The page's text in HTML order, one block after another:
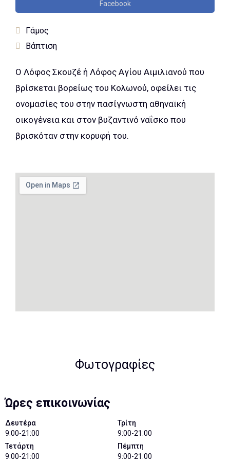
Facebook
Γάμος
Βάπτιση
Ο Λόφος Σκουζέ ή Λόφος Αγίου Αιμιλιανού που
βρίσκεται βορείως του Κολωνού, οφείλει τις
ονομασίες του στην πασίγνωστη αθηναϊκή
οικογένεια και στον βυζαντινό ναΐσκο που
βρισκόταν στην κορυφή του.
Φωτογραφίες
Ώρες επικοινωνίας
Δευτέρα
9:00-21:00
Τρίτη
9:00-21:00
Τετάρτη
9:00-21:00
Πέμπτη
9:00-21:00